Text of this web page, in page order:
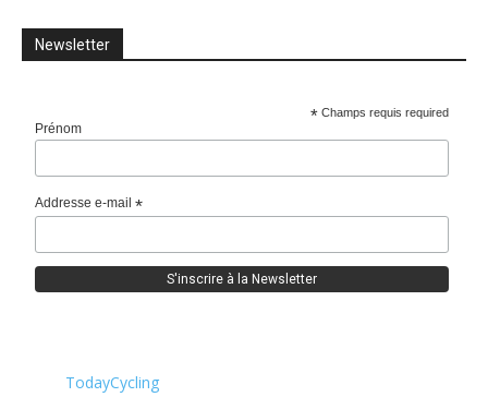
Newsletter
* Champs requis required
Prénom
Addresse e-mail*
TodayCycling